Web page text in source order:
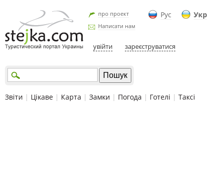
Рус Укр
про проект
Написати нам
увійти зареєструватися
Звіти | Цікаве | Карта | Замки | Погода | Готелі | Таксі